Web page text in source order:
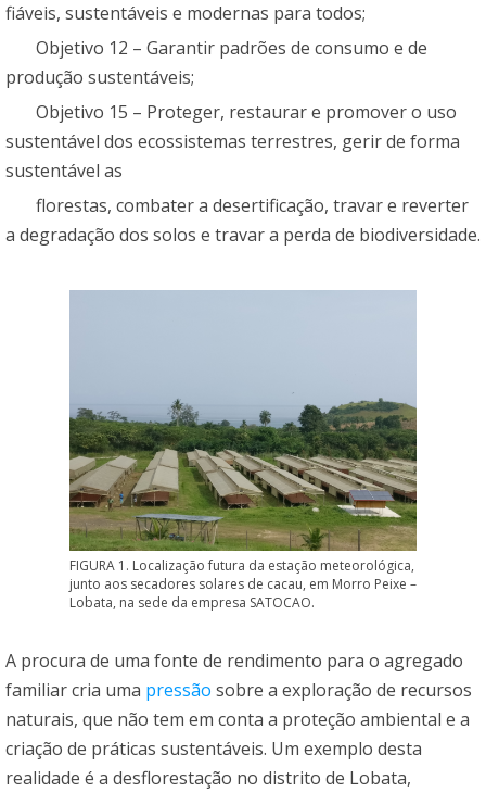
fiáveis, sustentáveis e modernas para todos;
Objetivo 12 – Garantir padrões de consumo e de
produção sustentáveis;
Objetivo 15 – Proteger, restaurar e promover o uso
sustentável dos ecossistemas terrestres, gerir de forma
sustentável as
florestas, combater a desertificação, travar e reverter
a degradação dos solos e travar a perda de biodiversidade.
FIGURA 1. Localização futura da estação meteorológica,
junto aos secadores solares de cacau, em Morro Peixe –
Lobata, na sede da empresa SATOCAO.
A procura de uma fonte de rendimento para o agregado
familiar cria uma pressão sobre a exploração de recursos
naturais, que não tem em conta a proteção ambiental e a
criação de práticas sustentáveis. Um exemplo desta
realidade é a desflorestação no distrito de Lobata,